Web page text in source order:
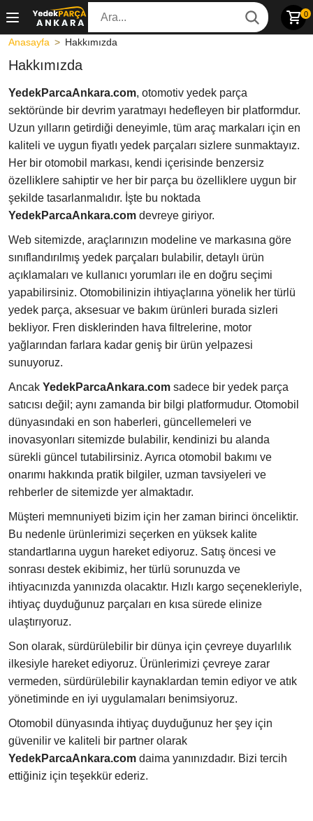
0
Anasayfa Hakkımızda
Hakkımızda
YedekParcaAnkara.com, otomotiv yedek parça
sektöründe bir devrim yaratmayı hedefleyen bir platformdur.
Uzun yılların getirdiği deneyimle, tüm araç markaları için en
kaliteli ve uygun fiyatlı yedek parçaları sizlere sunmaktayız.
Her bir otomobil markası, kendi içerisinde benzersiz
özelliklere sahiptir ve her bir parça bu özelliklere uygun bir
şekilde tasarlanmalıdır. İşte bu noktada
YedekParcaAnkara.com devreye giriyor.
Web sitemizde, araçlarınızın modeline ve markasına göre
sınıflandırılmış yedek parçaları bulabilir, detaylı ürün
açıklamaları ve kullanıcı yorumları ile en doğru seçimi
yapabilirsiniz. Otomobilinizin ihtiyaçlarına yönelik her türlü
yedek parça, aksesuar ve bakım ürünleri burada sizleri
bekliyor. Fren disklerinden hava filtrelerine, motor
yağlarından farlara kadar geniş bir ürün yelpazesi
sunuyoruz.
Ancak YedekParcaAnkara.com sadece bir yedek parça
satıcısı değil; aynı zamanda bir bilgi platformudur. Otomobil
dünyasındaki en son haberleri, güncellemeleri ve
inovasyonları sitemizde bulabilir, kendinizi bu alanda
sürekli güncel tutabilirsiniz. Ayrıca otomobil bakımı ve
onarımı hakkında pratik bilgiler, uzman tavsiyeleri ve
rehberler de sitemizde yer almaktadır.
Müşteri memnuniyeti bizim için her zaman birinci önceliktir.
Bu nedenle ürünlerimizi seçerken en yüksek kalite
standartlarına uygun hareket ediyoruz. Satış öncesi ve
sonrası destek ekibimiz, her türlü sorunuzda ve
ihtiyacınızda yanınızda olacaktır. Hızlı kargo seçenekleriyle,
ihtiyaç duyduğunuz parçaları en kısa sürede elinize
ulaştırıyoruz.
Son olarak, sürdürülebilir bir dünya için çevreye duyarlılık
ilkesiyle hareket ediyoruz. Ürünlerimizi çevreye zarar
vermeden, sürdürülebilir kaynaklardan temin ediyor ve atık
yönetiminde en iyi uygulamaları benimsiyoruz.
Otomobil dünyasında ihtiyaç duyduğunuz her şey için
güvenilir ve kaliteli bir partner olarak
YedekParcaAnkara.com daima yanınızdadır. Bizi tercih
ettiğiniz için teşekkür ederiz.